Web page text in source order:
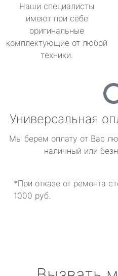
Наши специалисты
имеют при себе
оригинальные
комплектующие от любой
техники.
Универсальная
Мы берем оплату от Вас
наличный или
*При отказе от ремонта
1000 руб.